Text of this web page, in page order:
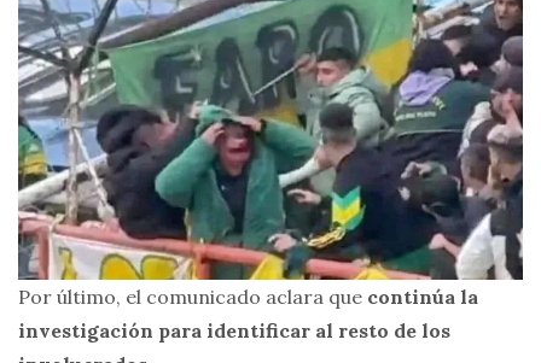
Por último, el comunicado aclara que continúa la
investigación para identificar al resto de los